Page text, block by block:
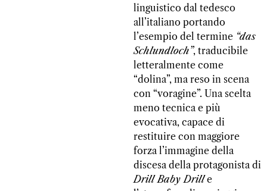
linguistico dal tedesco
all’italiano portando
l’esempio del termine “das
Schlundloch”, traducibile
letteralmente come
“dolina”, ma reso in scena
con “voragine”. Una scelta
meno tecnica e più
evocativa, capace di
restituire con maggiore
forza l’immagine della
discesa della protagonista di
Drill Baby Drille